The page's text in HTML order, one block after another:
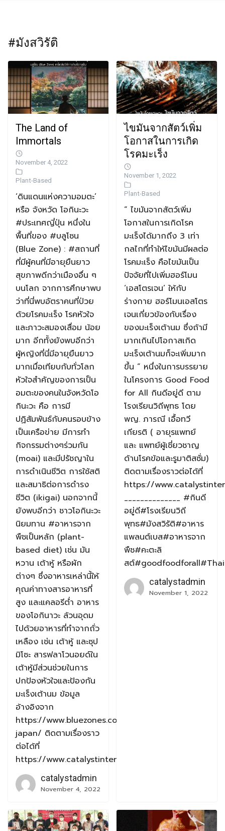
#มังสวิรัติ
The Land of
Immortals
November 4, 2022
Plant-Based
‘ดินแดนแห่งความอมตะ’
หรือ จังหวัด โอกินะวะ
#ประเทศญี่ปุ่น หนึ่งใน
พื้นที่ของ #บลูโซน
(Blue Zone) : #สถานที่
ที่มีผู้คนที่มีอายุยืนยาว
สุขภาพดีกว่าเมืองอื่น ๆ
บนโลก จากการศึกษาพบ
ว่าที่นี่พบอัตราคนที่ป่วย
ด้วยโรคมะเร็ง โรคหัวใจ
และภาวะสมองเสื่อม น้อย
มาก อีกทั้งยังพบอีกว่า
ผู้หญิงที่นี่มีอายุยืนยาว
มากเมื่อเทียบกับทั่วโลก
หัวใจสำคัญของการเป็น
อมตะของคนในจังหวัดโอ
กินะวะ คือ การมี
ปฏิสัมพันธ์กับคนรอบข้าง
เป็นเครือข่าย มีการทำ
กิจกรรมต่างๆร่วมกัน
(moai) และมีปรัชญาใน
การดำเนินชีวิต การใช้สติ
และสมาธิต่อการดำรง
ชีวิต (ikigai) นอกจากนี้
ยังพบอีกว่า ชาวโอกินะวะ
นิยมทาน #อาหารจาก
พืชเป็นหลัก (plant-
based diet) เช่น มัน
หวาน เต้าหู้ หรือผัก
ต่างๆ ซึ่งอาหารเหล่านี้ให้
คุณค่าทางสารอาหารที่
สูง และแคลอรีต่ำ อาหาร
ของโอกินาวะ ล้วนอุดม
ไปด้วยอาหารที่ทำจากถั่ว
เหลือง เช่น เต้าหู้ และซุป
มิโซะ สารฟลาโวนอยด์ใน
เต้าหู้มีส่วนช่วยในการ
ปกป้องหัวใจและป้องกัน
มะเร็งเต้านม ข้อมูล
อ้างอิงจาก
https://www.bluezones.com/exploration/okinawa-
japan/ ติดตามเรื่องราว
ต่อได้ที่
https://www.catalystintercorp.com/
catalystadmin
November 4, 2022
ไขมันจากสัตว์เพิ่ม
โอกาสในการเกิด
โรคมะเร็ง
November 1, 2022
Plant-Based
“ ไขมันจากสัตว์เพิ่ม
โอกาสในการเกิดโรค
มะเร็งได้มากถึง 3 เท่า
กลไกที่ทำให้ไขมันมีผลต่อ
โรคมะเร็ง คือไขมันเป็น
ปัจจัยที่ไปเพิ่มฮอร์โมน
‘เอสโตรเจน’ ให้กับ
ร่างกาย ฮอร์โมนเอสโตร
เจนเกี่ยวข้องกับเรื่อง
ของมะเร็งเต้านม ซึ่งถ้ามี
มากเกินไปโอกาสเกิด
มะเร็งเต้านมก็จะเพิ่มมาก
ขึ้น “ หนึ่งในการบรรยาย
ในโครงการ Good Food
for All กินดีอยู่ดี ตาม
โรงเรียนวิถีพุทธ โดย
พญ. ภารณี เอื้อทวี
เกียรติ ( อายุรแพทย์
และ แพทย์ผู้เชี่ยวชาญ
ด้านโรคข้อและรูมาติสซั่ม)
ติดตามเรื่องราวต่อได้ที่
https://
______________ #กินดี
อยู่ดี#โรงเรียนวิถี
พุทธ#มังสวิรัติ#อาหาร
แพลนต์เบส#อาหารจาก
พืช#คะตะลิ
สต์
catalystadmin
November 1, 2022